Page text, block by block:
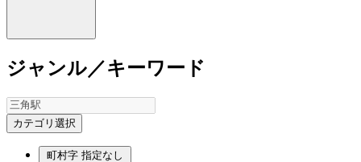
ジャンル／キーワード
カテゴリ選択
町村字 指定なし